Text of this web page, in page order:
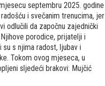
krunisana
brakom
–
Fojnica
bogatija
za
pet
bračnih
parova
septembru 2025. godine
i svečanim trenucima, jer
odlučili da započnu zajednički
porodice, prijatelji i
s njima radost, ljubav i
Tokom ovog mjeseca, u
sljedeći brakovi: Mujčić